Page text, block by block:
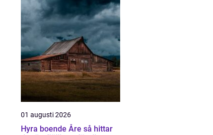
01 augusti 2026
Hyra boende Åre så hittar